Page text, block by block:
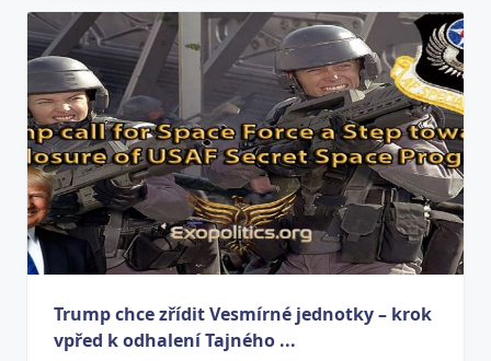
Trump chce zřídit Vesmírné jednotky – krok
vpřed k odhalení Tajného ...